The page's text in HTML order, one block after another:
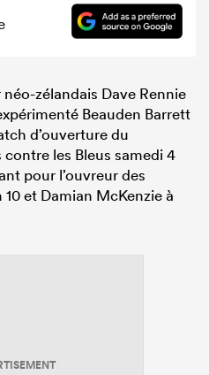
zélandais Dave Rennie
Beauden Barrett
d’ouverture du
les Bleus samedi 4
pour l’ouvreur des
10 et Damian McKenzie à